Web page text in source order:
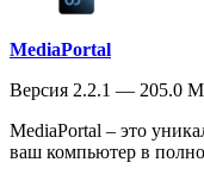
MediaPortal
Версия 2.2.1 — 205.0
MediaPortal – это
ваш компьютер в